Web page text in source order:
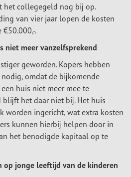
het collegegeld nog bij op.
van vier jaar lopen de kosten
.
niet meer vanzelfsprekend
geworden. Kopers hebben
omdat de bijkomende
huis niet meer mee te
blijft het daar niet bij. Het huis
worden ingericht, wat extra kosten
kunnen hierbij helpen door in
het benodigde kapitaal op te
op jonge leeftijd van de kinderen